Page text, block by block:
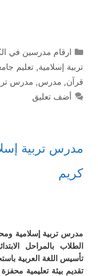
التصنيفات
ارقام مدرسين في
تربية إسلامية, تعليم
قرآن, مدرس, مدرس
أضف تعليق
مدرس تربية
كريم
مدرس تربية إسلامية
الطلاب بالمراحل
تأسيس اللغة العربية
تقديم بيئة تعليمية